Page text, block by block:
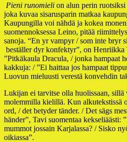
Pieni runomieli on alun perin
joka kuvaa sisarusparin matkaa
Kaupungilla voi nähdä ja kokea
suomennoksessa Leino, pitää
sanoja. “En yr vampyr / som inte bryr
beställer dyr konfektyr”, on Henriikka
”Pitkäkaula Dracula, / jonka hampaat
kakkuja: / ”Ei haittaa jos hampaat
Luovun mieluusti verestä konvehdin
Lukijan ei tarvitse olla huolissaan, sillä
molemmilla kielillä. Kun alkutekstissä
ord, / det betyder tänder. / Det sägs
händer”, Tavi suomentaa kekseliäästi:
mummot jossain Karjalassa? / Sisko
oikiassa”.